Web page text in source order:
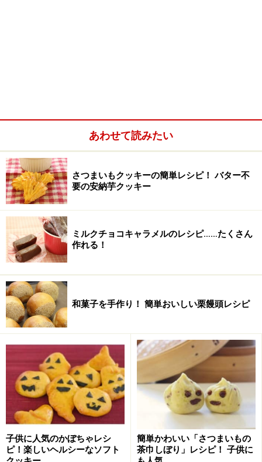
ドライフルーツ
30g（好きなドライフルーツ
中に入れるものは合計１００g程度を目安に好きなもの
をどうぞ。
グラノーラチョコバーの作り方・手順
■グラノーラチョコバー
1
材料を計量し揃える
材料を計量し、揃えます。中に入れるグラノーラ、ナッ
ツ、ドライフルーツは総量を100g程度にします。チョコ
あわせて読みたい
さつまいもクッキーの簡単レシピ！ バター不
要の安納芋クッキー
ミルクチョコキャラメルのレシピ……たくさん
作れる！
和菓子を手作り！ 簡単おいしい栗饅頭レシピ
子供に人気のかぼちゃレシ
ピ！楽しいヘルシーなソフト
簡単かわいい「さつまいもの
茶巾しぼり」レシピ！ 子供に